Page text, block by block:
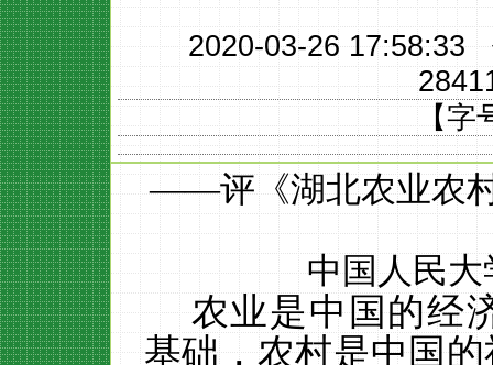
2020-03-26 17:58:33
【字
——评《湖北农业农村
中国人民
农业是中国的经
基础，农村是中国